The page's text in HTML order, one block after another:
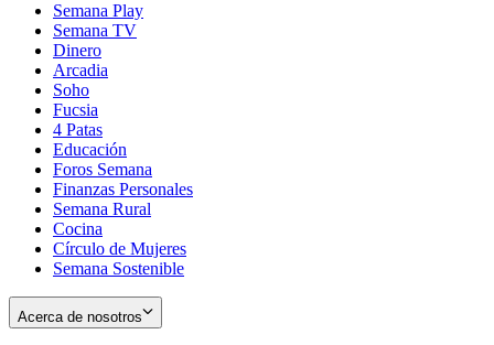
Semana Play
Semana TV
Dinero
Arcadia
Soho
in
new
window
Fucsia
in
new
window
4 Patas
Educación
Foros Semana
Finanzas Personales
Semana Rural
Cocina
Círculo de Mujeres
Semana Sostenible
Acerca de nosotros